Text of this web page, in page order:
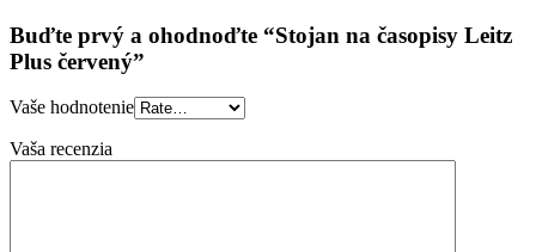
Buďte prvý a ohodnoďte “Stojan na časopisy Leitz
Plus červený”
Vaše hodnotenie
Vaša recenzia